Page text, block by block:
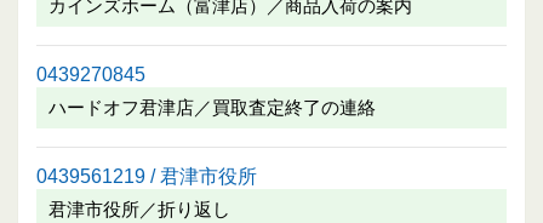
カインズホーム（富津店）／商品入荷の案内
0439270845
ハードオフ君津店／買取査定終了の連絡
0439561219 / 君津市役所
君津市役所／折り返し